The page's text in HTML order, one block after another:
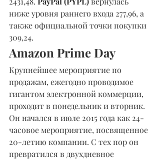
ниже уровня раннего входа 277,96, а
также официальной точки покупки
309,24.
Amazon Prime Day
Крупнейшее мероприятие по
продажам, ежегодно проводимое
гигантом электронной коммерции,
проходит в понедельник и вторник.
Он начался в июле 2015 года как 24-
часовое мероприятие, посвященное
20-летию компании. С тех пор он
превратился в двухдневное